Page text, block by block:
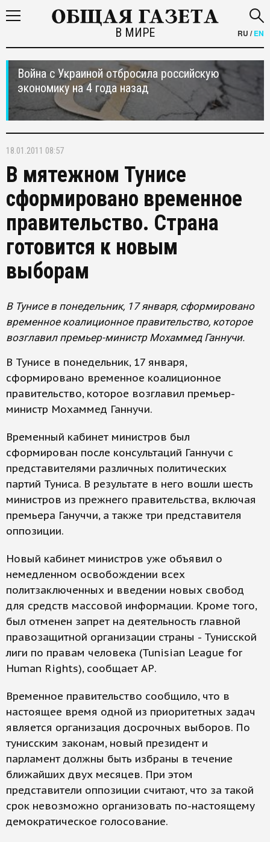
В МИРЕ RU /EN
Война с Украиной отбросила российскую
экономику на 4 года назад
18.01.2011 08:57
В мятежном Тунисе
сформировано временное
правительство. Страна
готовится к новым
выборам
В Тунисе в понедельник, 17 января, сформировано
временное коалиционное правительство, которое
возглавил премьер-министр Мохаммед Ганнучи.
В Тунисе в понедельник, 17 января,
сформировано временное коалиционное
правительство, которое возглавил премьер-
министр Мохаммед Ганнучи.
Временный кабинет министров был
сформирован после консультаций Ганнучи с
представителями различных политических
партий Туниса. В результате в него вошли шесть
министров из прежнего правительства, включая
премьера Гануччи, а также три представителя
оппозиции.
Новый кабинет министров уже объявил о
немедленном освобождении всех
политзаключенных и введении новых свобод
для средств массовой информации. Кроме того,
был отменен запрет на деятельность главной
правозащитной организации страны - Тунисской
лиги по правам человека (Tunisian League for
Human Rights), сообщает АР.
Временное правительство сообщило, что в
настоящее время одной из приоритетных задач
является организация досрочных выборов. По
тунисским законам, новый президент и
парламент должны быть избраны в течение
ближайших двух месяцев. При этом
представители оппозиции считают, что за такой
срок невозможно организовать по-настоящему
демократическое голосование.